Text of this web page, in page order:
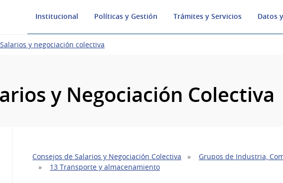
Institucional Políticas y Gestión Trámites y Servicios Datos
y negociación colectiva
y Negociación Colectiva
Consejos de Salarios y Negociación Colectiva
Grupos de Industria,
13 Transporte y almacenamiento